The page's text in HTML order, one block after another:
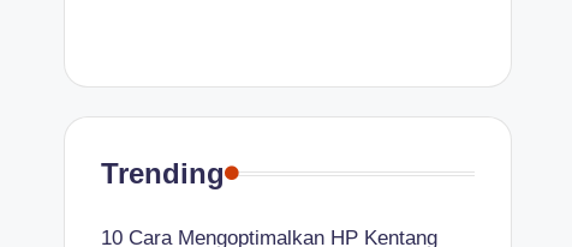
Trending
10 Cara Mengoptimalkan HP Kentang